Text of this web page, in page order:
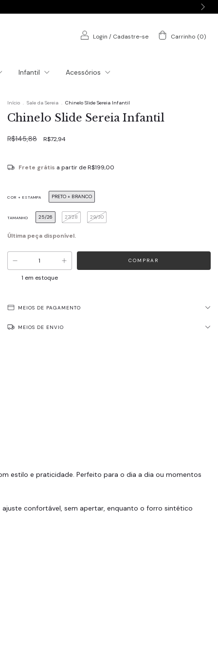
Login / Cadastre-se Carrinho (0)
Infantil Acessórios
Início . Sale da Sereia . Chinelo Slide Sereia Infantil
Chinelo Slide Sereia Infantil
R$145,88 R$72,94
Frete grátis a partir deR$199,00
COR + ESTAMPA PRETO + BRANCO
TAMANHO 25/26 27/28 29/30
Última peça disponível.
1 em estoque
MEIOS DE PAGAMENTO
MEIOS DE ENVIO
estilo e praticidade. Perfeito para o dia a dia ou momentos
confortável, sem apertar, enquanto o forro sintético